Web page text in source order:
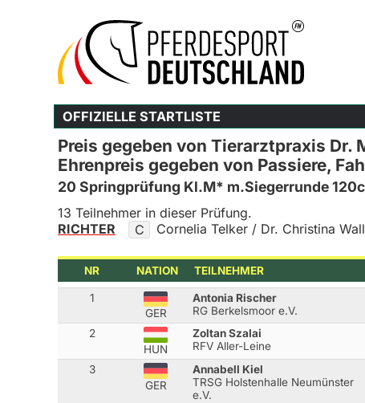
OFFIZIELLE STARTLISTE
Preis gegeben von Tierarztpraxis Dr.
Ehrenpreis gegeben von Passiere,
20 Springprüfung Kl.M* m.Siegerrunde
13 Teilnehmer in dieser Prüfung.
RICHTER
C Cornelia Telker / Dr. Christina
NR NATION TEILNEHMER
1
GER
Antonia Rischer
RG Berkelsmoor e.V.
2
HUN
Zoltan Szalai
RFV Aller-Leine
3
GER
Annabell Kiel
TRSG Holstenhalle Neumünster
e.V.